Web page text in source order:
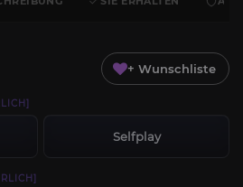
+ Wunschliste
Selfplay